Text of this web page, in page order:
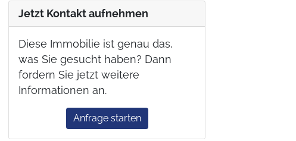
Jetzt Kontakt aufnehmen
Diese Immobilie ist genau das,
was Sie gesucht haben? Dann
fordern Sie jetzt weitere
Informationen an.
Anfrage starten